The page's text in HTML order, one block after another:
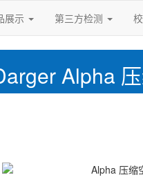
展示 第三方检测
Alpha